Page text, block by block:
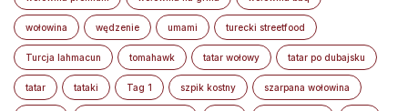
wołowina wędzenie umami turecki streetfood
Turcja lahmacun tomahawk tatar wołowy tatar po dubajsku
tatar tataki Tag 1 szpik kostny szarpana wołowina